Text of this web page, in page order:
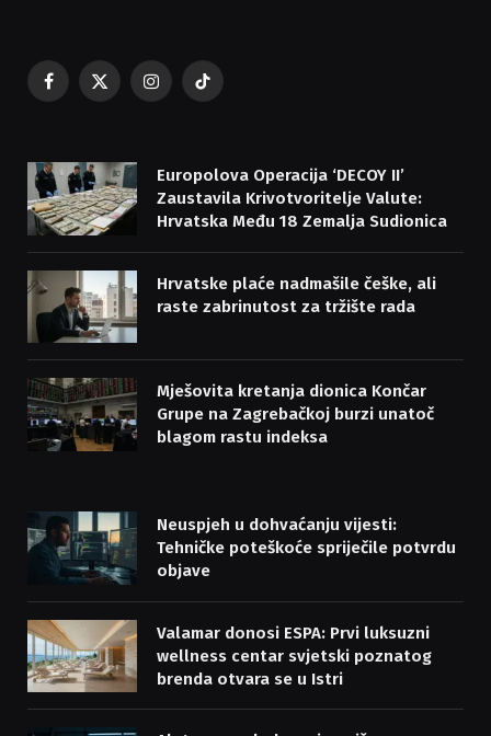
Facebook
X
Instagram
TikTok
Europolova Operacija ‘DECOY II’
Zaustavila Krivotvoritelje Valute:
Hrvatska Među 18 Zemalja Sudionica
Hrvatske plaće nadmašile češke, ali
raste zabrinutost za tržište rada
Mješovita kretanja dionica Končar
Grupe na Zagrebačkoj burzi unatoč
blagom rastu indeksa
Neuspjeh u dohvaćanju vijesti:
Tehničke poteškoće spriječile potvrdu
objave
Valamar donosi ESPA: Prvi luksuzni
wellness centar svjetski poznatog
brenda otvara se u Istri